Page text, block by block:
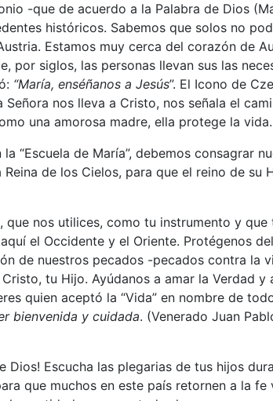
-que de acuerdo a la Palabra de Dios
históricos. Sabemos que solos no
Estamos muy cerca del corazón de
por siglos, las personas llevan sus las
“María, enséñanos a Jesús”. El Icono de
Señora nos lleva a Cristo, nos señala el
una amorosa madre, ella protege la vida.
“Escuela de María”, debemos consagrar
de los Cielos, para que el reino de su
que nos utilices, como tu instrumento y
el Occidente y el Oriente. Protégenos
de nuestros pecados -pecados contra la
tu Hijo. Ayúdanos a amar la Verdad y
quien aceptó la “Vida” en nombre de
bienvenida y cuidada. (Venerado Juan
Dios! Escucha las plegarias de tus hijos
que muchos en este país retornen a la